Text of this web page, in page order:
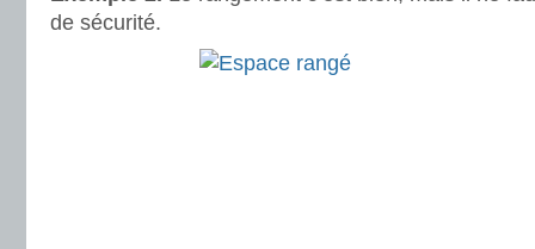
de sécurité.